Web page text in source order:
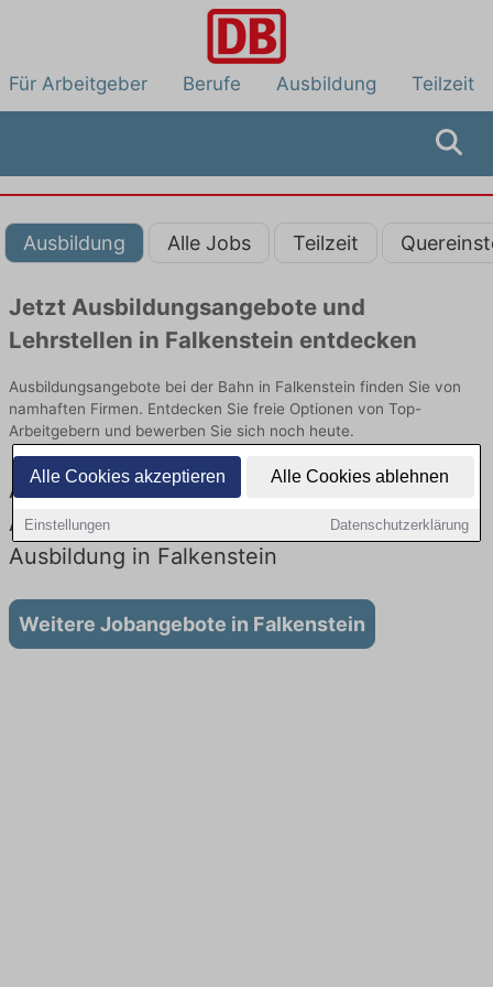
Alle Cookies akzeptieren Alle Cookies ablehnen
Einstellungen Datenschutzerklärung
Für Arbeitgeber Berufe Ausbildung Teilzeit
Ausbildung Alle Jobs Teilzeit
Jetzt Ausbildungsangebote und
Lehrstellen in Falkenstein entdecken
Ausbildungsangebote bei der Bahn in Falkenstein finden Sie von
namhaften Firmen. Entdecken Sie freie Optionen von Top-
Arbeitgebern und bewerben Sie sich noch heute.
Ausbildung in Falkenstein bei der Bahn:
Aktuell gibt es keine Stellenangebote für
Ausbildung in Falkenstein
Weitere Jobangebote in Falkenstein